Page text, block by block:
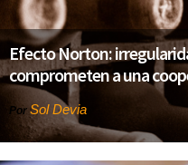
Efecto Norton:
comprometen a una
Por Sol Devia